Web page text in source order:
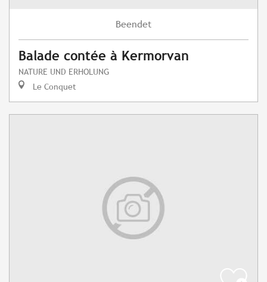
Beendet
Balade contée à Kermorvan
NATURE UND ERHOLUNG
Le Conquet